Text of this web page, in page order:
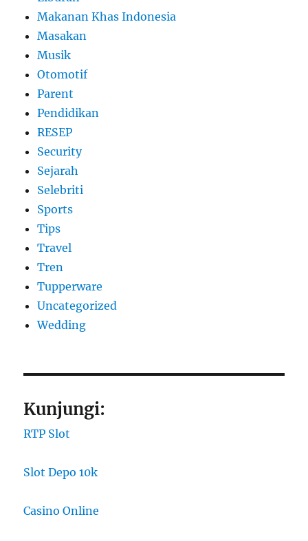
Makanan Khas Indonesia
Masakan
Musik
Otomotif
Parent
Pendidikan
RESEP
Security
Sejarah
Selebriti
Sports
Tips
Travel
Tren
Tupperware
Uncategorized
Wedding
Kunjungi:
RTP Slot
Slot Depo 10k
Casino Online